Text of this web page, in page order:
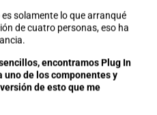
solamente lo que arranqué
de cuatro personas, eso ha
encontramos Plug In
uno de los componentes y
de esto que me